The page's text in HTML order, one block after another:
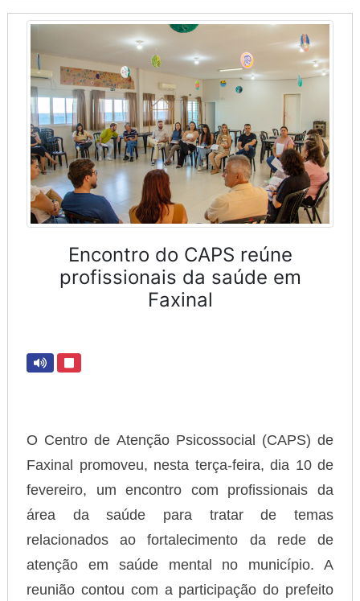
Encontro do CAPS reúne
profissionais da saúde em
Faxinal
O Centro de Atenção Psicossocial (CAPS) de
Faxinal promoveu, nesta terça-feira, dia 10 de
fevereiro, um encontro com profissionais da
área da saúde para tratar de temas
relacionados ao fortalecimento da rede de
atenção em saúde mental no município. A
reunião contou com a participação do prefeito